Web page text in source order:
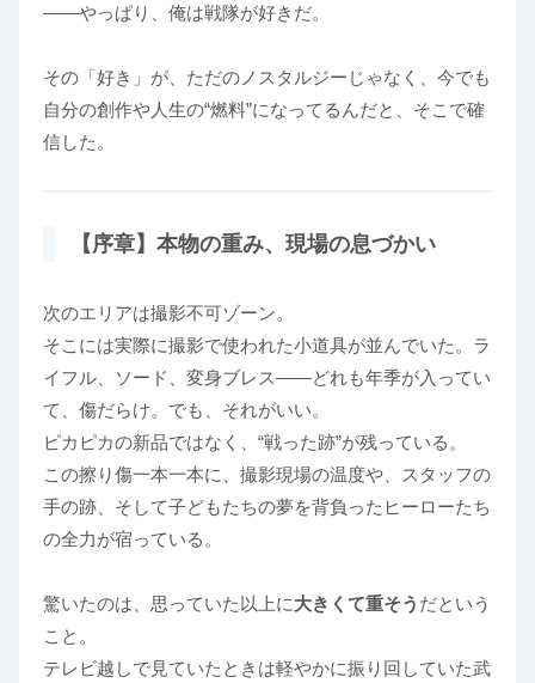
――やっぱり、俺は戦隊が好きだ。
その「好き」が、ただのノスタルジーじゃなく、今でも
自分の創作や人生の“燃料”になってるんだと、そこで確
信した。
【序章】本物の重み、現場の息づかい
次のエリアは撮影不可ゾーン。
そこには実際に撮影で使われた小道具が並んでいた。ラ
イフル、ソード、変身ブレス――どれも年季が入ってい
て、傷だらけ。でも、それがいい。
ピカピカの新品ではなく、“戦った跡”が残っている。
この擦り傷一本一本に、撮影現場の温度や、スタッフの
手の跡、そして子どもたちの夢を背負ったヒーローたち
の全力が宿っている。
驚いたのは、思っていた以上に大きくて重そう だという
こと。
テレビ越しで見ていたときは軽やかに振り回していた武